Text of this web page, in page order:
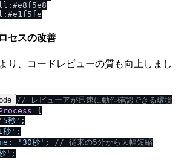
セスの改善
り、コードレビューの質も向上しまし
// レビューアが迅速に動作確認できる環境
{
'5秒' ;
秒' ;
: '30秒' ; // 従来の5分から大幅短縮
' ;